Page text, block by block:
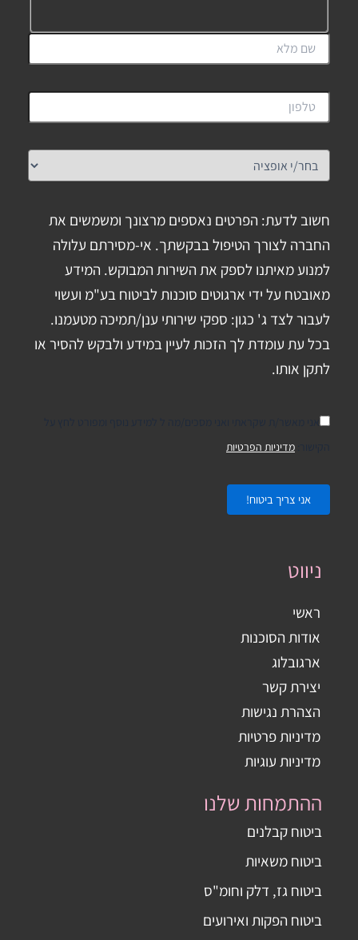
חשוב לדעת: הפרטים נאספים מרצונך ומשמשים את
החברה לצורך הטיפול בבקשתך. אי-מסירתם עלולה
למנוע מאיתנו לספק את השירות המבוקש. המידע
מאובטח על ידי ארגוטים סוכנות לביטוח בע"מ ועשוי
לעבור לצד ג' כגון: ספקי שירותי ענן/תמיכה מטעמנו.
בכל עת עומדת לך הזכות לעיין במידע ולבקש להסיר או
לתקן אותו.
מדיניות הפרטיות
ניווט
ראשי
אודות הסוכנות
ארגובלוג
יצירת קשר
הצהרת נגישות
מדיניות פרטיות
מדיניות עוגיות
ההתמחות שלנו
ביטוח קבלנים
ביטוח משאיות
ביטוח גז, דלק וחומ"ס
ביטוח הפקות ואירועים